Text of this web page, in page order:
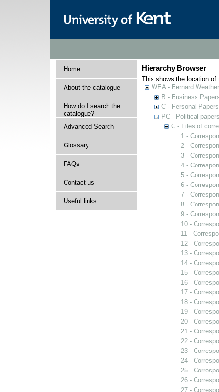
Home
About the catalogue
How do I search the
catalogue?
Advanced Search
Glossary
FAQs
Contact us
Useful links
Hierarchy Browser
This shows the location of
WEA - Bernard
B - Business
C - Personal Papers
PC - Political
C - Files of
1 -
2 -
3 -
4 -
5 -
6 -
7 -
8 -
9 -
10 -
11 -
12 -
13 -
14 -
15 -
16 -
17 -
18 -
19 -
20 -
21 -
22 -
23 -
24 -
25 -
26 -
27 -